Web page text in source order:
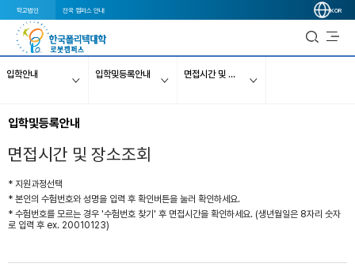
학교법인 전국 캠퍼스 안내 KOR
입학안내 입학및등록안내 면접시간 및 장소조회
입학및등록안내
면접시간 및 장소조회
* 지원과정선택
* 본인의 수험번호와 성명을 입력 후 확인버튼을 눌러 확인하세요.
* 수험번호를 모르는 경우 '수험번호 찾기' 후 면접시간을 확인하세요. (생년월일은 8자리 숫자
로 입력 후 ex. 20010123)